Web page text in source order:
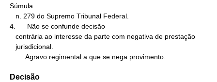
Súmula
4.      Não se confunde decisão
        Agravo regimental a que se nega provimento.
Decisão